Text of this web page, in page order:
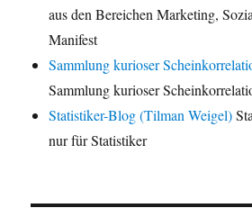
aus den Bereichen Marketing,
Manifest
Sammlung kurioser
Sammlung kurioser
Statistiker-Blog (Tilman Weigel)
nur für Statistiker